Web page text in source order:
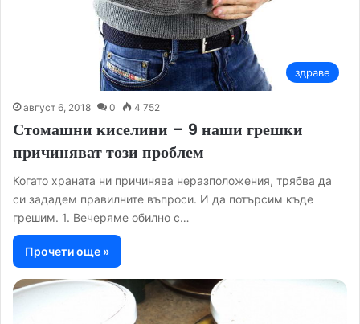
здраве
август 6, 2018 0 4 752
Стомашни киселини – 9 наши грешки
причиняват този проблем
Когато храната ни причинява неразположения, трябва да
си зададем правилните въпроси. И да потърсим къде
грешим. 1. Вечеряме обилно с…
Прочети още »